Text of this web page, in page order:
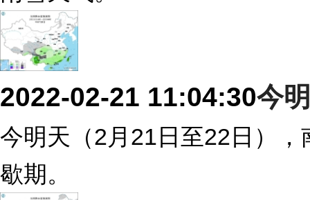
2022-02-21 11:04:30今
今明天（2月21日至22日）
歇期。